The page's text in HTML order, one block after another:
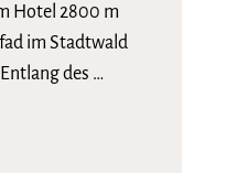
Hotel 2800 m
im Stadtwald
des …